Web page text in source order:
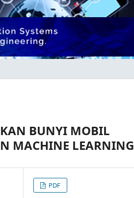
BUNYI MOBIL
MACHINE LEARNING
PDF